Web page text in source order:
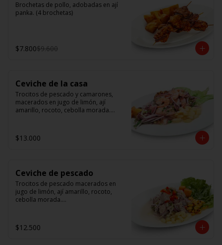
Brochetas de pollo, adobadas en ají
panka. (4 brochetas)
$7.800$9.600
Ceviche de la casa
Trocitos de pescado y camarones,
macerados en jugo de limón, ají
amarillo, rocoto, cebolla morada.
$13.000
Ceviche de pescado
Trocitos de pescado macerados en
jugo de limón, ají amarillo, rocoto,
cebolla morada.
$12.500